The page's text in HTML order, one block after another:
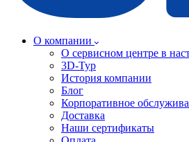
О компании
О сервисном центре в
3D-Тур
История компании
Блог
Корпоративное
Доставка
Наши сертификаты